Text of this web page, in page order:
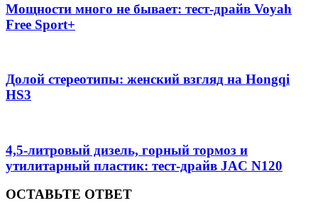
Мощности много не бывает: тест-драйв Voyah
Free Sport+
Долой стереотипы: женский взгляд на Hongqi
HS3
4,5-литровый дизель, горный тормоз и
утилитарный пластик: тест-драйв JAC N120
ОСТАВЬТЕ ОТВЕТ